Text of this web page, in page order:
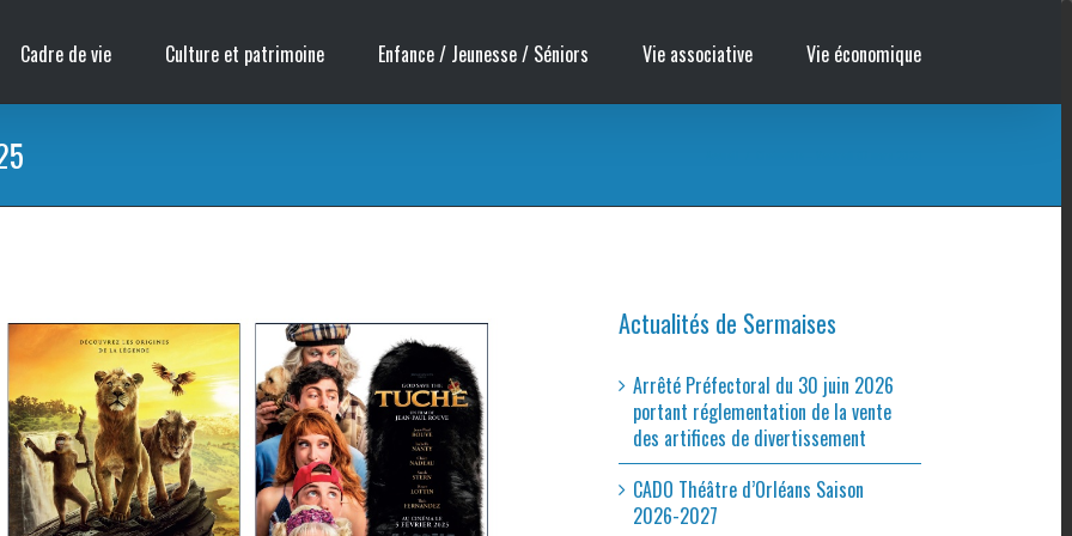
Cadre de vie Culture et patrimoine Enfance / Jeunesse / Séniors Vie associative Vie économique
Actualités de Sermaises
Arrêté Préfectoral du 30 juin 2026
portant réglementation de la vente
des artifices de divertissement
CADO Théâtre d’Orléans Saison
2026-2027